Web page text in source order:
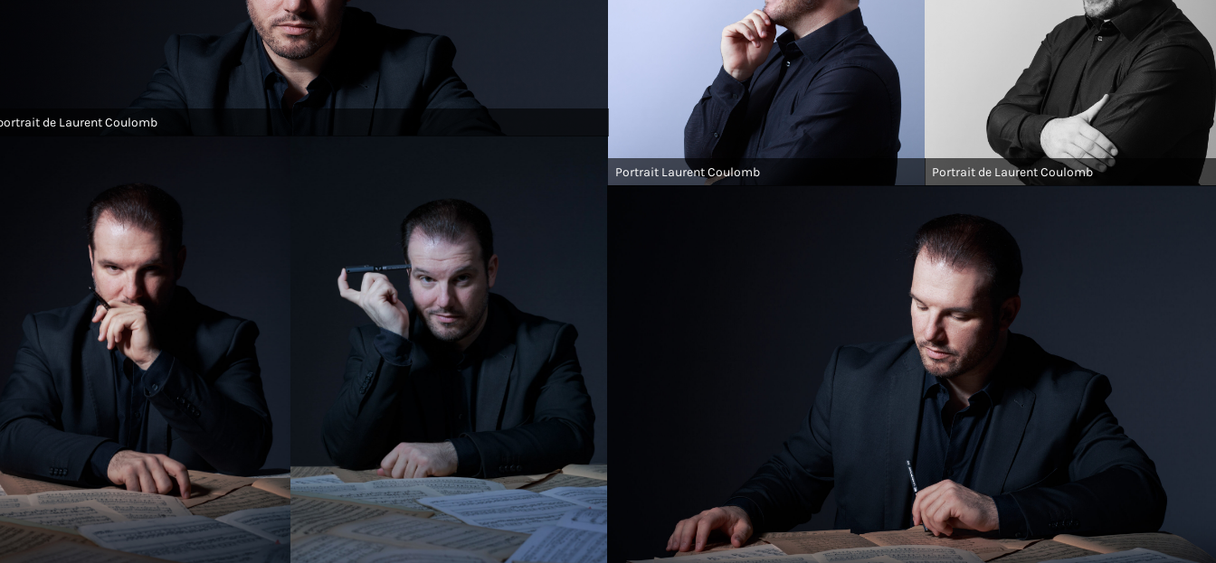
de Laurent Coulomb
Portrait Laurent Coulomb Portrait de Laurent Coulomb